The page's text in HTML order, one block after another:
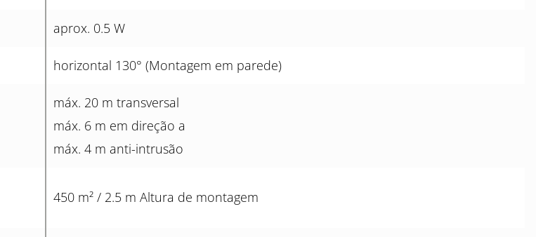
aprox. 0.5 W
horizontal 130° (Montagem em parede)
máx. 20 m transversal
máx. 6 m em direção a
máx. 4 m anti-intrusão
450 m² / 2.5 m Altura de montagem